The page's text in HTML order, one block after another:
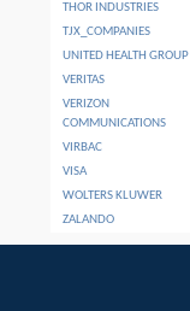
THOR INDUSTRIES
TJX_COMPANIES
UNITED HEALTH GROUP
VERITAS
VERIZON
COMMUNICATIONS
VIRBAC
VISA
WOLTERS KLUWER
ZALANDO